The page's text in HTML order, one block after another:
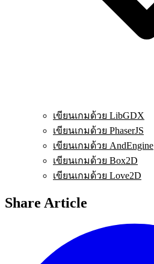
เขียนเกมด้วย LibGDX
เขียนเกมด้วย PhaserJS
เขียนเกมด้วย AndEngine
เขียนเกมด้วย Box2D
เขียนเกมด้วย Love2D
Share Article